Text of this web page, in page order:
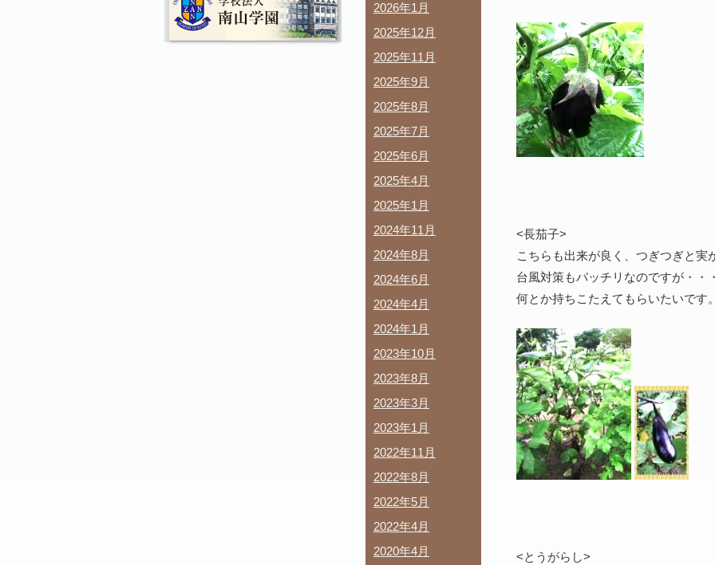
<長茄子>
こちらも出来が良く、つぎつぎと実
台風対策もバッチリなのですが・・・
何とか持ちこたえてもらいたいです。
<とうがらし>
2026年1月
2025年12月
2025年11月
2025年9月
2025年8月
2025年7月
2025年6月
2025年4月
2025年1月
2024年11月
2024年8月
2024年6月
2024年4月
2024年1月
2023年10月
2023年8月
2023年3月
2023年1月
2022年11月
2022年8月
2022年5月
2022年4月
2020年4月